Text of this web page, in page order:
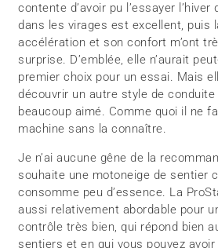
contente d’avoir pu l’essayer
dans les virages est excellent, puis
accélération et son confort m’ont
surprise. D’emblée, elle n’aurait
premier choix pour un essai. Mais
découvrir un autre style de conduite
beaucoup aimé. Comme quoi il ne
machine sans la connaître.
Je n’ai aucune gêne de la
souhaite une motoneige de sentier
consomme peu d’essence. La
aussi relativement abordable pour
contrôle très bien, qui répond bien
sentiers et en qui vous pouvez